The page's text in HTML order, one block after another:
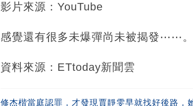
影片來源：YouTube
感覺還有很多未爆彈尚未被揭發⋯⋯。
資料來源：ETtoday新聞雲
修杰楷當庭認罪，才發現賈靜雯早就找好後路，